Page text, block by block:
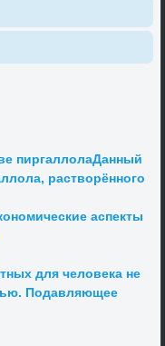
пиргаллолаДанный
растворённого
аспекты
для человека не
Подавляющее